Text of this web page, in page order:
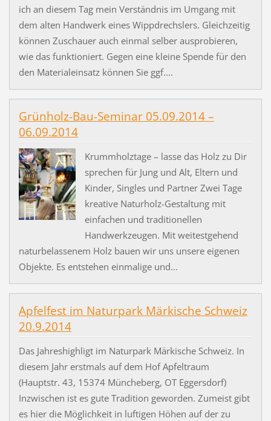
ich an diesem Tag mein Verständnis im Umgang mit
dem alten Handwerk eines Wippdrechslers. Gleichzeitig
können Zuschauer auch einmal selber ausprobieren,
wie das funktioniert. Gegen eine kleine Spende für den
den Materialeinsatz können Sie ggf....
Grünholz-Bau-Seminar 05.09.2014 –
06.09.2014
Krummholztage – lasse das Holz zu Dir
sprechen für Jung und Alt, Eltern und
Kinder, Singles und Partner Zwei Tage
kreative Naturholz-Gestaltung mit
einfachen und traditionellen
Handwerkzeugen. Mit weitestgehend
naturbelassenem Holz bauen wir uns unsere eigenen
Objekte. Es entstehen einmalige und...
Apfelfest im Naturpark Märkische Schweiz
20.9.2014
Das Jahreshighligt im Naturpark Märkische Schweiz. In
diesem Jahr erstmals auf dem Hof Apfeltraum
(Hauptstr. 43, 15374 Müncheberg, OT Eggersdorf)
Inzwischen ist es gute Tradition geworden. Zumeist gibt
es hier die Möglichkeit in luftigen Höhen auf der zu